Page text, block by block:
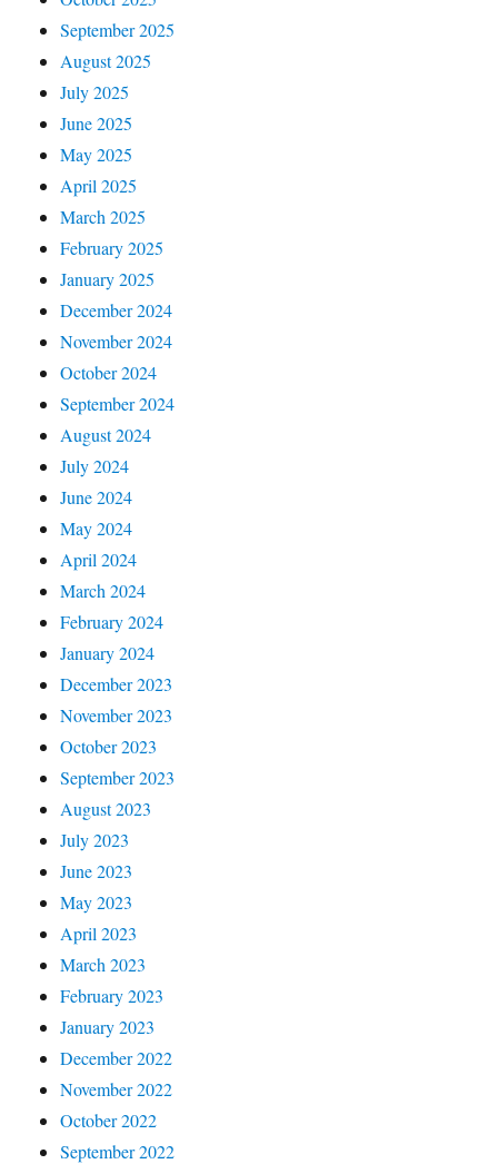
September 2025
August 2025
July 2025
June 2025
May 2025
April 2025
March 2025
February 2025
January 2025
December 2024
November 2024
October 2024
September 2024
August 2024
July 2024
June 2024
May 2024
April 2024
March 2024
February 2024
January 2024
December 2023
November 2023
October 2023
September 2023
August 2023
July 2023
June 2023
May 2023
April 2023
March 2023
February 2023
January 2023
December 2022
November 2022
October 2022
September 2022